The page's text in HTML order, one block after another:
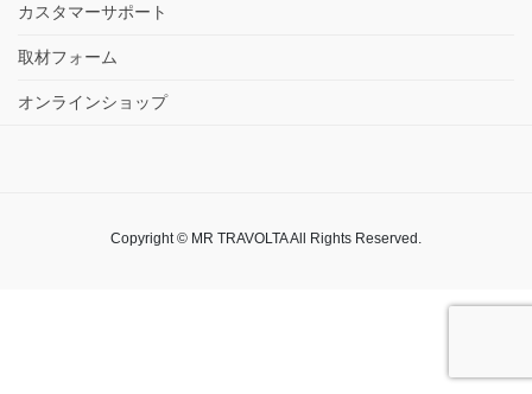
カスタマーサポート
取材フォーム
オンラインショップ
Copyright © MR TRAVOLTA All Rights Reserved.